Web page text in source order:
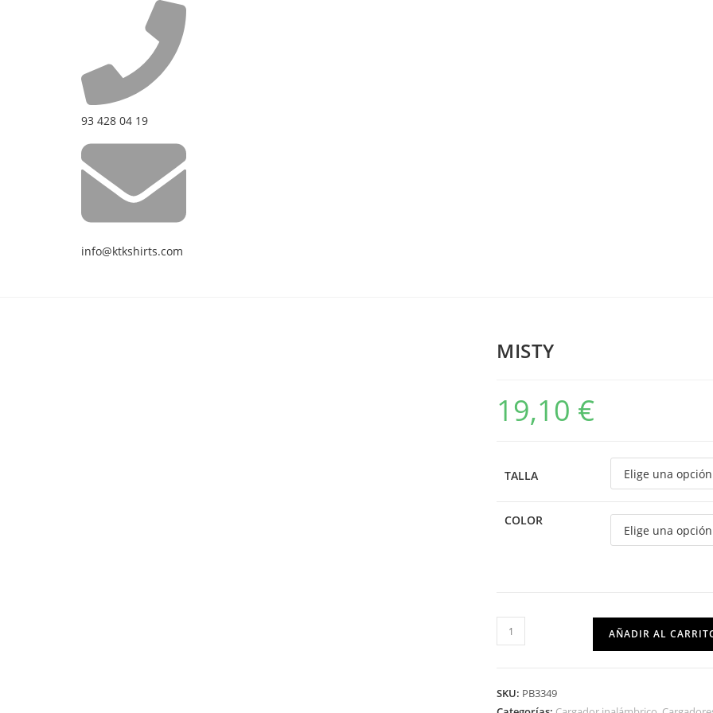
93 428 04 19
info@ktkshirts.com
MISTY
19,10 €
TALLA
COLOR
AÑADIR AL
SKU: PB3349